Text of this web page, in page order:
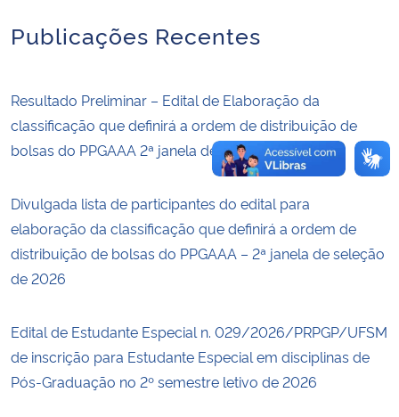
Publicações Recentes
Resultado Preliminar – Edital de Elaboração da
classificação que definirá a ordem de distribuição de
bolsas do PPGAAA 2ª janela de seleção de 2026.
Divulgada lista de participantes do edital para
elaboração da classificação que definirá a ordem de
distribuição de bolsas do PPGAAA – 2ª janela de seleção
de 2026
Edital de Estudante Especial n. 029/2026/PRPGP/UFSM
de inscrição para Estudante Especial em disciplinas de
Pós-Graduação no 2º semestre letivo de 2026